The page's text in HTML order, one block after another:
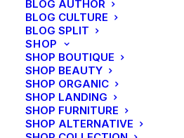
BLOG AUTHOR
BLOG CULTURE
BLOG SPLIT
SHOP
SHOP BOUTIQUE
SHOP BEAUTY
SHOP ORGANIC
SHOP LANDING
SHOP FURNITURE
SHOP ALTERNATIVE
1698